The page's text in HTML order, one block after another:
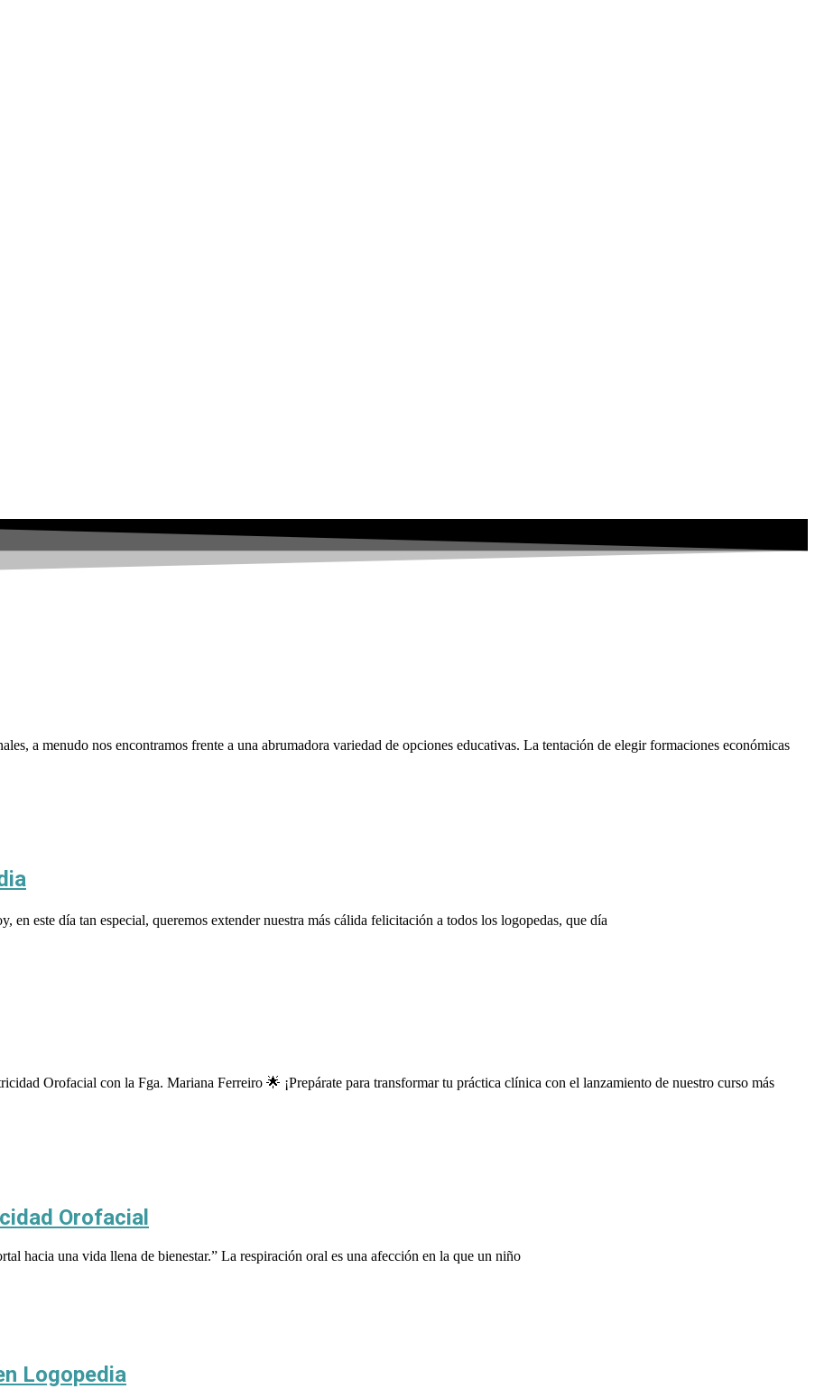
a menudo nos encontramos frente a una abrumadora variedad de opciones educativas. La tentación de elegir formaciones económicas
este día tan especial, queremos extender nuestra más cálida felicitación a todos los logopedas, que día
Orofacial con la Fga. Mariana Ferreiro 🌟 ¡Prepárate para transformar tu práctica clínica con el lanzamiento de nuestro curso más
Orofacial
hacia una vida llena de bienestar.” La respiración oral es una afección en la que un niño
Logopedia